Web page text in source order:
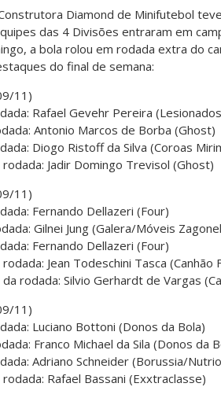
Diamond de Minifutebol
das 4 Divisões entraram em
a bola rolou em rodada extra do
do final de semana:
11)
Rafael Gevehr Pereira
Antonio Marcos de Borba (Ghost)
Diogo Ristoff da Silva (Coroas
Jadir Domingo Trevisol (Ghost)
11)
Fernando Dellazeri (Four)
Gilnei Jung (Galera/Móveis
Fernando Dellazeri (Four)
Jean Todeschini Tasca (Canhão
rodada: Silvio Gerhardt de Vargas
11)
Luciano Bottoni (Donos da Bola)
Franco Michael da Sila (Donos da
Adriano Schneider (Borussia/
Rafael Bassani (Exxtraclasse)